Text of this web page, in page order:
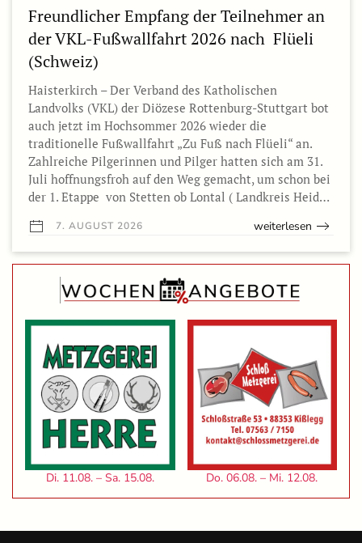
Freundlicher Empfang der Teilnehmer an
der VKL-Fußwallfahrt 2026 nach Flüeli
(Schweiz)
Haisterkirch – Der Verband des Katholischen
Landvolks (VKL) der Diözese Rottenburg-Stuttgart bot
auch jetzt im Hochsommer 2026 wieder die
traditionelle Fußwallfahrt „Zu Fuß nach Flüeli“ an.
Zahlreiche Pilgerinnen und Pilger hatten sich am 31.
Juli hoffnungsfroh auf den Weg gemacht, um schon bei
der 1. Etappe von Stetten ob Lontal ( Landkreis Heid…
7. AUGUST 2026 weiterlesen
Di. 11.08. – Sa. 15.08. Do. 06.08. – Mi. 12.08.